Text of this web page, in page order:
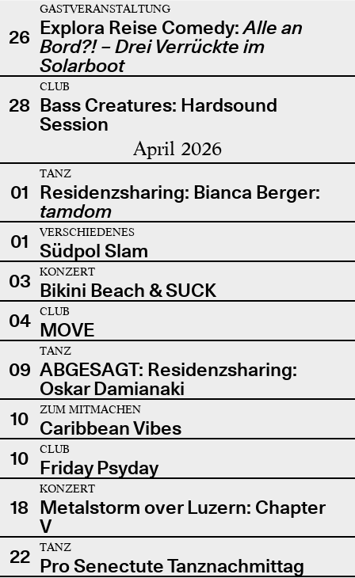
26
GASTVERANSTALTUNG
Explora Reise Comedy:Alle an
Bord?! – Drei Verrückte im
Solarboot
28
CLUB
Bass Creatures: Hardsound
Session
April 2026
01
TANZ
Residenzsharing: Bianca Berger:
tamdom
01
VERSCHIEDENES
Südpol Slam
03
KONZERT
Bikini Beach & SUCK
04
CLUB
MOVE
09
TANZ
ABGESAGT: Residenzsharing:
Oskar Damianaki
10
ZUM MITMACHEN
Caribbean Vibes
10
CLUB
Friday Psyday
18
KONZERT
Metalstorm over Luzern: Chapter
V
22
TANZ
Pro Senectute Tanznachmittag